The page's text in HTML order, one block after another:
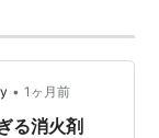
• 1ヶ月前
る消火剤